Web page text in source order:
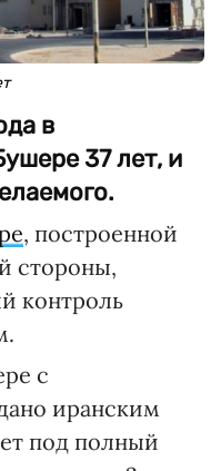
в
37 лет, и
, построенной
стороны,
контроль
с
иранским
под полный